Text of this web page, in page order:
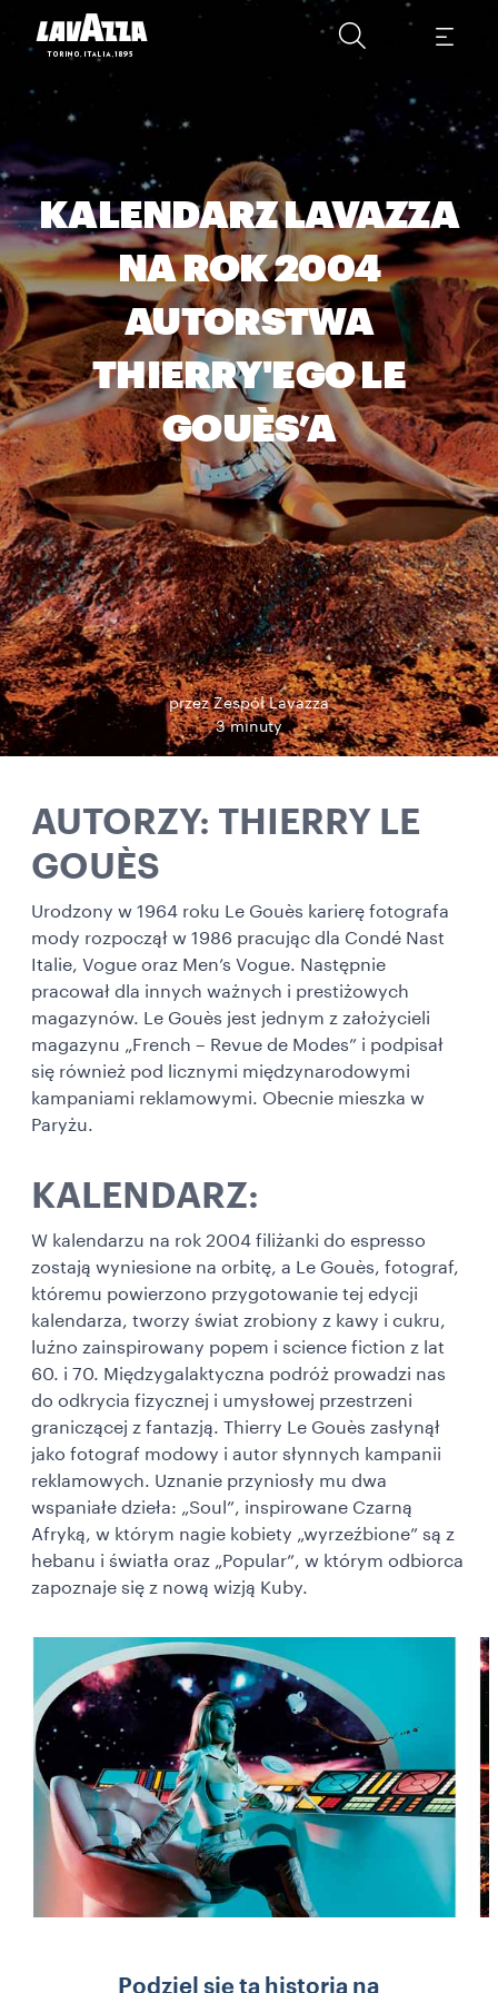
KALENDARZ LAVAZZA
NA ROK 2004
AUTORSTWA
THIERRY'EGO LE
GOUÈS’A
przez Zespół Lavazza
3 minuty
AUTORZY: THIERRY LE
GOUÈS
Urodzony w 1964 roku Le Gouès karierę fotografa
mody rozpoczął w 1986 pracując dla Condé Nast
Italie, Vogue oraz Men’s Vogue. Następnie
pracował dla innych ważnych i prestiżowych
magazynów. Le Gouès jest jednym z założycieli
magazynu „French – Revue de Modes” i podpisał
się również pod licznymi międzynarodowymi
kampaniami reklamowymi. Obecnie mieszka w
Paryżu.
KALENDARZ:
W kalendarzu na rok 2004 filiżanki do espresso
zostają wyniesione na orbitę, a Le Gouès, fotograf,
któremu powierzono przygotowanie tej edycji
kalendarza, tworzy świat zrobiony z kawy i cukru,
luźno zainspirowany popem i science fiction z lat
60. i 70. Międzygalaktyczna podróż prowadzi nas
do odkrycia fizycznej i umysłowej przestrzeni
graniczącej z fantazją. Thierry Le Gouès zasłynął
jako fotograf modowy i autor słynnych kampanii
reklamowych. Uznanie przyniosły mu dwa
wspaniałe dzieła: „Soul”, inspirowane Czarną
Afryką, w którym nagie kobiety „wyrzeźbione” są z
hebanu i światła oraz „Popular”, w którym odbiorca
zapoznaje się z nową wizją Kuby.
Podziel się tą historią na